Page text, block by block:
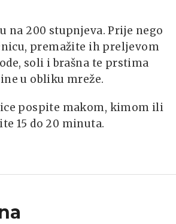
na 200 stupnjeva. Prije nego
premažite ih preljevom
soli i brašna te prstima
u obliku mreže.
pospite makom, kimom ili
15 do 20 minuta.